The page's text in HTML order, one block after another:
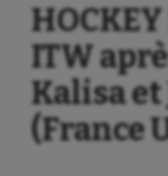
Ballon au
Baseball
Billard
Boules
ITW
Kalisa et
(France